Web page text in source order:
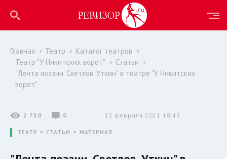
Главная Театр
Каталог театров
Театр "У Никитских ворот"
Статьи
"Лента поэзии. Светлов. Уткин" в театре "У Никитских
ворот"
2 750 0 12 февраля 2021 18:43
ТЕАТР СТАТЬИ МАТЕРИАЛ